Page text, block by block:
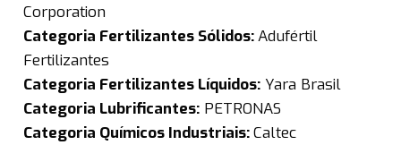
Corporation
Categoria Fertilizantes Sólidos:Adufértil
Fertilizantes
Categoria Fertilizantes Líquidos: Yara Brasil
Categoria Lubrificantes: PETRONAS
Categoria Químicos Industriais:Caltec